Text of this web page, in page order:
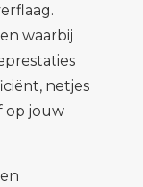
waarbij
netjes
op jouw